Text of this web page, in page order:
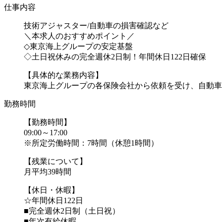
仕事内容
技術アジャスター/自動車の損害確認など
＼本求人のおすすめポイント／
◇東京海上グループの安定基盤
◇土日祝休みの完全週休2日制！年間休日122日確保
【具体的な業務内容】
東京海上グループの各保険会社から依頼を受け、自動
勤務時間
【勤務時間】
09:00～17:00
※所定労働時間：7時間（休憩1時間）
【残業について】
月平均39時間
【休日・休暇】
☆年間休日122日
■完全週休2日制（土日祝）